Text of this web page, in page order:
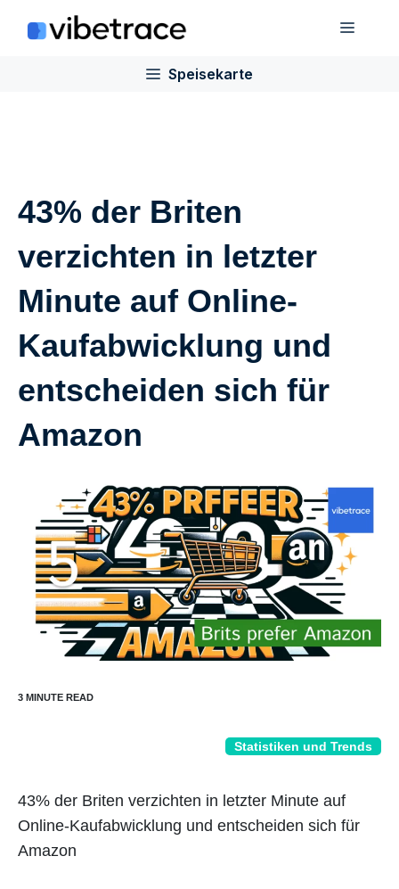
Inhalt
Speisekarte
43% der Briten
verzichten in letzter
Minute auf Online-
Kaufabwicklung und
entscheiden sich für
Amazon
Statistiken und Trends
43% der Briten verzichten in letzter Minute auf
Online-Kaufabwicklung und entscheiden sich für
Amazon